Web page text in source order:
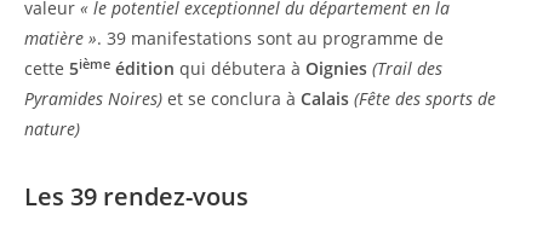
valeur « le potentiel exceptionnel du département en la
matière ». 39 manifestations sont au programme de
cette 5ième édition qui débutera à Oignies (Trail des
Pyramides Noires) et se conclura à Calais (Fête des sports de
nature)
Les 39 rendez-vous